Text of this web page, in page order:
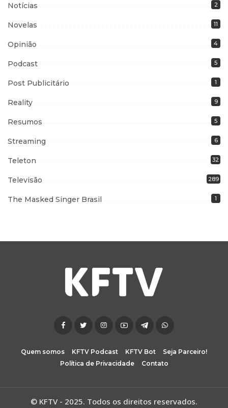
Notícias 2
Novelas 11
Opinião 4
Podcast 5
Post Publicitário 1
Reality 9
Resumos 5
Streaming 6
Teleton 32
Televisão 289
The Masked Singer Brasil 1
Quem somos KFTV Podcast KFTV Bot
Seja Parceiro!
Política de Privacidade
Contato
© KFTV - 2025. Todos os direitos reservados.